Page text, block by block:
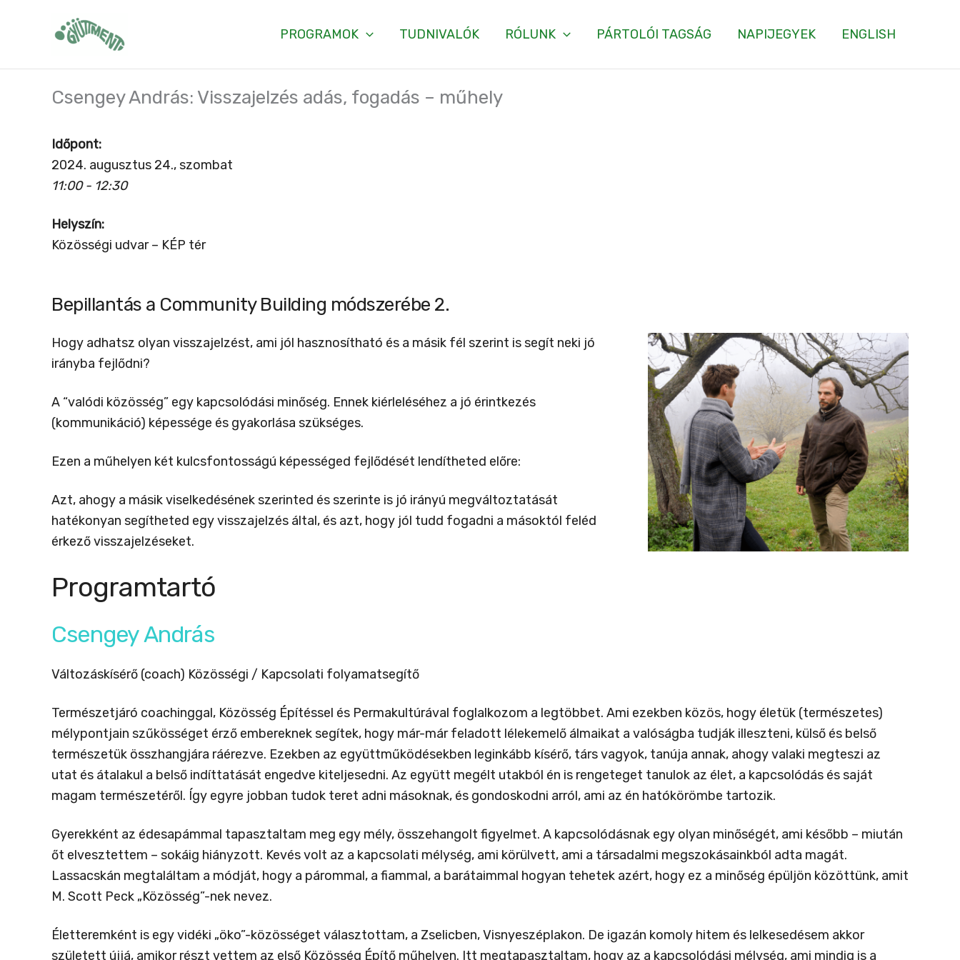
PROGRAMOK TUDNIVALÓK RÓLUNK PÁRTOLÓI TAGSÁG NAPIJEGYEK ENGLISH
Csengey András: Visszajelzés adás, fogadás – műhely
Időpont:
2024. augusztus 24., szombat
11:00 - 12:30
Helyszín:
Közösségi udvar – KÉP tér
Bepillantás a Community Building módszerébe 2.
Hogy adhatsz olyan visszajelzést, ami jól hasznosítható és a másik fél szerint is segít neki jó
irányba fejlődni?
A “valódi közösség” egy kapcsolódási minőség. Ennek kiérleléséhez a jó érintkezés
(kommunikáció) képessége és gyakorlása szükséges.
Ezen a műhelyen két kulcsfontosságú képességed fejlődését lendítheted előre:
Azt, ahogy a másik viselkedésének szerinted és szerinte is jó irányú megváltoztatását
hatékonyan segítheted egy visszajelzés által, és azt, hogy jól tudd fogadni a másoktól feléd
érkező visszajelzéseket.
Programtartó
Csengey András
Változáskísérő (coach) Közösségi / Kapcsolati folyamatsegítő
Természetjáró coachinggal, Közösség Építéssel és Permakultúrával foglalkozom a legtöbbet. Ami ezekben közös, hogy életük (természetes)
mélypontjain szűkösséget érző embereknek segítek, hogy már-már feladott lélekemelő álmaikat a valóságba tudják illeszteni, külső és belső
természetük összhangjára ráérezve. Ezekben az együttműködésekben leginkább kísérő, társ vagyok, tanúja annak, ahogy valaki megteszi az
utat és átalakul a belső indíttatását engedve kiteljesedni. Az együtt megélt utakból én is rengeteget tanulok az élet, a kapcsolódás és saját
magam természetéről. Így egyre jobban tudok teret adni másoknak, és gondoskodni arról, ami az én hatókörömbe tartozik.
Gyerekként az édesapámmal tapasztaltam meg egy mély, összehangolt figyelmet. A kapcsolódásnak egy olyan minőségét, ami később – miután
őt elvesztettem – sokáig hiányzott. Kevés volt az a kapcsolati mélység, ami körülvett, ami a társadalmi megszokásainkból adta magát.
Lassacskán megtaláltam a módját, hogy a párommal, a fiammal, a barátaimmal hogyan tehetek azért, hogy ez a minőség épüljön közöttünk, amit
M. Scott Peck „Közösség”-nek nevez.
Életteremként is egy vidéki „öko”-közösséget választottam, a Zselicben, Visnyeszéplakon. De igazán komoly hitem és lelkesedésem akkor
született újjá, amikor részt vettem az első Közösség Építő műhelyen. Itt megtapasztaltam, hogy az a kapcsolódási mélység, ami mindig is a